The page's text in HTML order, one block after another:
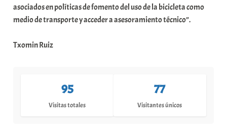
asociados en políticas de fomento del uso de la bicicleta como
medio de transporte y acceder a asesoramiento técnico”.
Txomin Ruiz
95
Visitas totales
77
Visitantes únicos